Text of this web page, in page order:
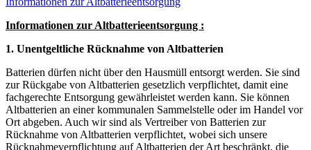
Informationen zur Altbatterieentsorgung :
1. Unentgeltliche Rücknahme von Altbatterien
Batterien dürfen nicht über den Hausmüll entsorgt werden. Sie sind
zur Rückgabe von Altbatterien gesetzlich verpflichtet, damit eine
fachgerechte Entsorgung gewährleistet werden kann. Sie können
Altbatterien an einer kommunalen Sammelstelle oder im Handel vor
Ort abgeben. Auch wir sind als Vertreiber von Batterien zur
Rücknahme von Altbatterien verpflichtet, wobei sich unsere
Rücknahmeverpflichtung auf Altbatterien der Art beschränkt, die